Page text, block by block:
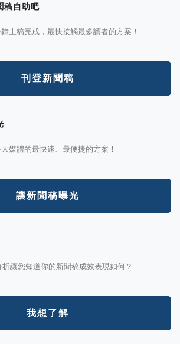
稿自助吧
上稿完成，最快接觸最多讀者的方案！
刊登新聞稿
媒體的最快速、最便捷的方案！
讓新聞稿曝光
讓您知道你的新聞稿成效表現如何？
我想了解